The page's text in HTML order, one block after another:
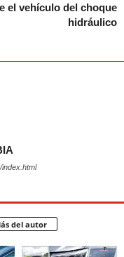
el vehículo del choque
hidráulico
del autor